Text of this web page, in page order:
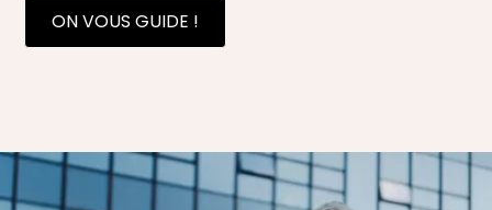
ON VOUS GUIDE !